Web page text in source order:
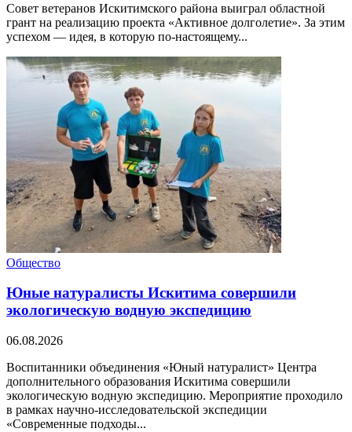
Совет ветеранов Искитимского района выиграл областной
грант на реализацию проекта «Активное долголетие». За этим
успехом — идея, в которую по-настоящему...
Общество
Юные натуралисты Искитима совершили
экологическую водную экспедицию
06.08.2026
Воспитанники объединения «Юный натуралист» Центра
дополнительного образования Искитима совершили
экологическую водную экспедицию. Мероприятие проходило
в рамках научно-исследовательской экспедиции
«Современные подходы...